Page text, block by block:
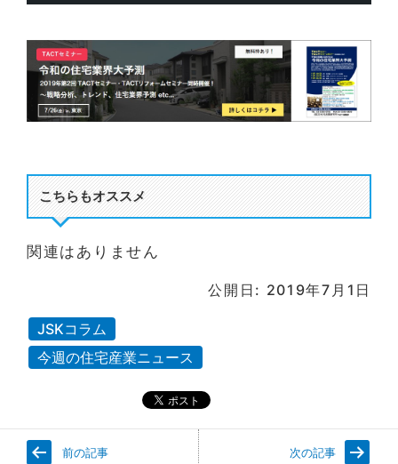
こちらもオススメ
関連はありません
公開日: 2019年7月1日
JSKコラム
今週の住宅産業ニュース
前の記事 次の記事